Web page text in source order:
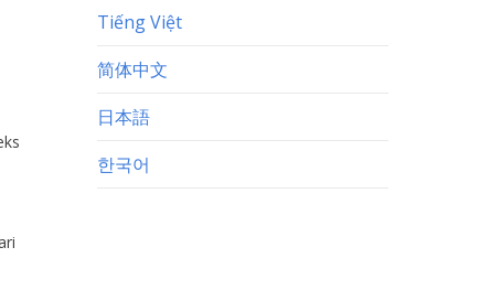
Tiếng Việt
简体中文
日本語
한국어